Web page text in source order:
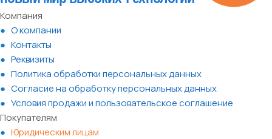
Компания
О компании
Контакты
Реквизиты
Политика обработки персональных данных
Согласие на обработку персональных данных
Условия продажи и пользовательское соглашение
Покупателям
Юридическим лицам